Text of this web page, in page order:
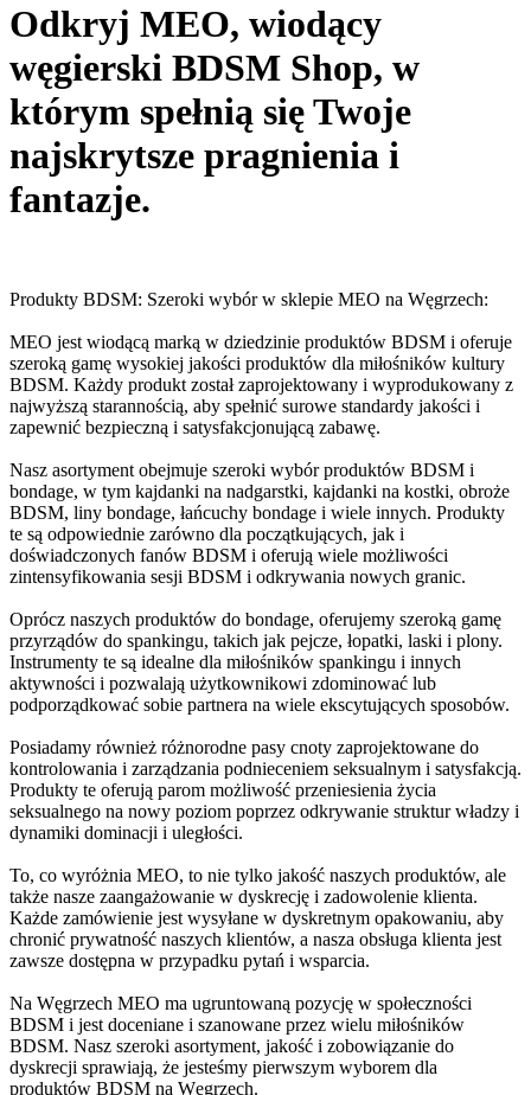
Odkryj MEO, wiodący
węgierski BDSM Shop, w
którym spełnią się Twoje
najskrytsze pragnienia i
fantazje.
Produkty BDSM: Szeroki wybór w sklepie MEO na Węgrzech:
MEO jest wiodącą marką w dziedzinie produktów BDSM i oferuje
szeroką gamę wysokiej jakości produktów dla miłośników kultury
BDSM. Każdy produkt został zaprojektowany i wyprodukowany z
najwyższą starannością, aby spełnić surowe standardy jakości i
zapewnić bezpieczną i satysfakcjonującą zabawę.
Nasz asortyment obejmuje szeroki wybór produktów BDSM i
bondage, w tym kajdanki na nadgarstki, kajdanki na kostki, obroże
BDSM, liny bondage, łańcuchy bondage i wiele innych. Produkty
te są odpowiednie zarówno dla początkujących, jak i
doświadczonych fanów BDSM i oferują wiele możliwości
zintensyfikowania sesji BDSM i odkrywania nowych granic.
Oprócz naszych produktów do bondage, oferujemy szeroką gamę
przyrządów do spankingu, takich jak pejcze, łopatki, laski i plony.
Instrumenty te są idealne dla miłośników spankingu i innych
aktywności i pozwalają użytkownikowi zdominować lub
podporządkować sobie partnera na wiele ekscytujących sposobów.
Posiadamy również różnorodne pasy cnoty zaprojektowane do
kontrolowania i zarządzania podnieceniem seksualnym i satysfakcją.
Produkty te oferują parom możliwość przeniesienia życia
seksualnego na nowy poziom poprzez odkrywanie struktur władzy i
dynamiki dominacji i uległości.
To, co wyróżnia MEO, to nie tylko jakość naszych produktów, ale
także nasze zaangażowanie w dyskrecję i zadowolenie klienta.
Każde zamówienie jest wysyłane w dyskretnym opakowaniu, aby
chronić prywatność naszych klientów, a nasza obsługa klienta jest
zawsze dostępna w przypadku pytań i wsparcia.
Na Węgrzech MEO ma ugruntowaną pozycję w społeczności
BDSM i jest doceniane i szanowane przez wielu miłośników
BDSM. Nasz szeroki asortyment, jakość i zobowiązanie do
dyskrecji sprawiają, że jesteśmy pierwszym wyborem dla
produktów BDSM na Węgrzech.